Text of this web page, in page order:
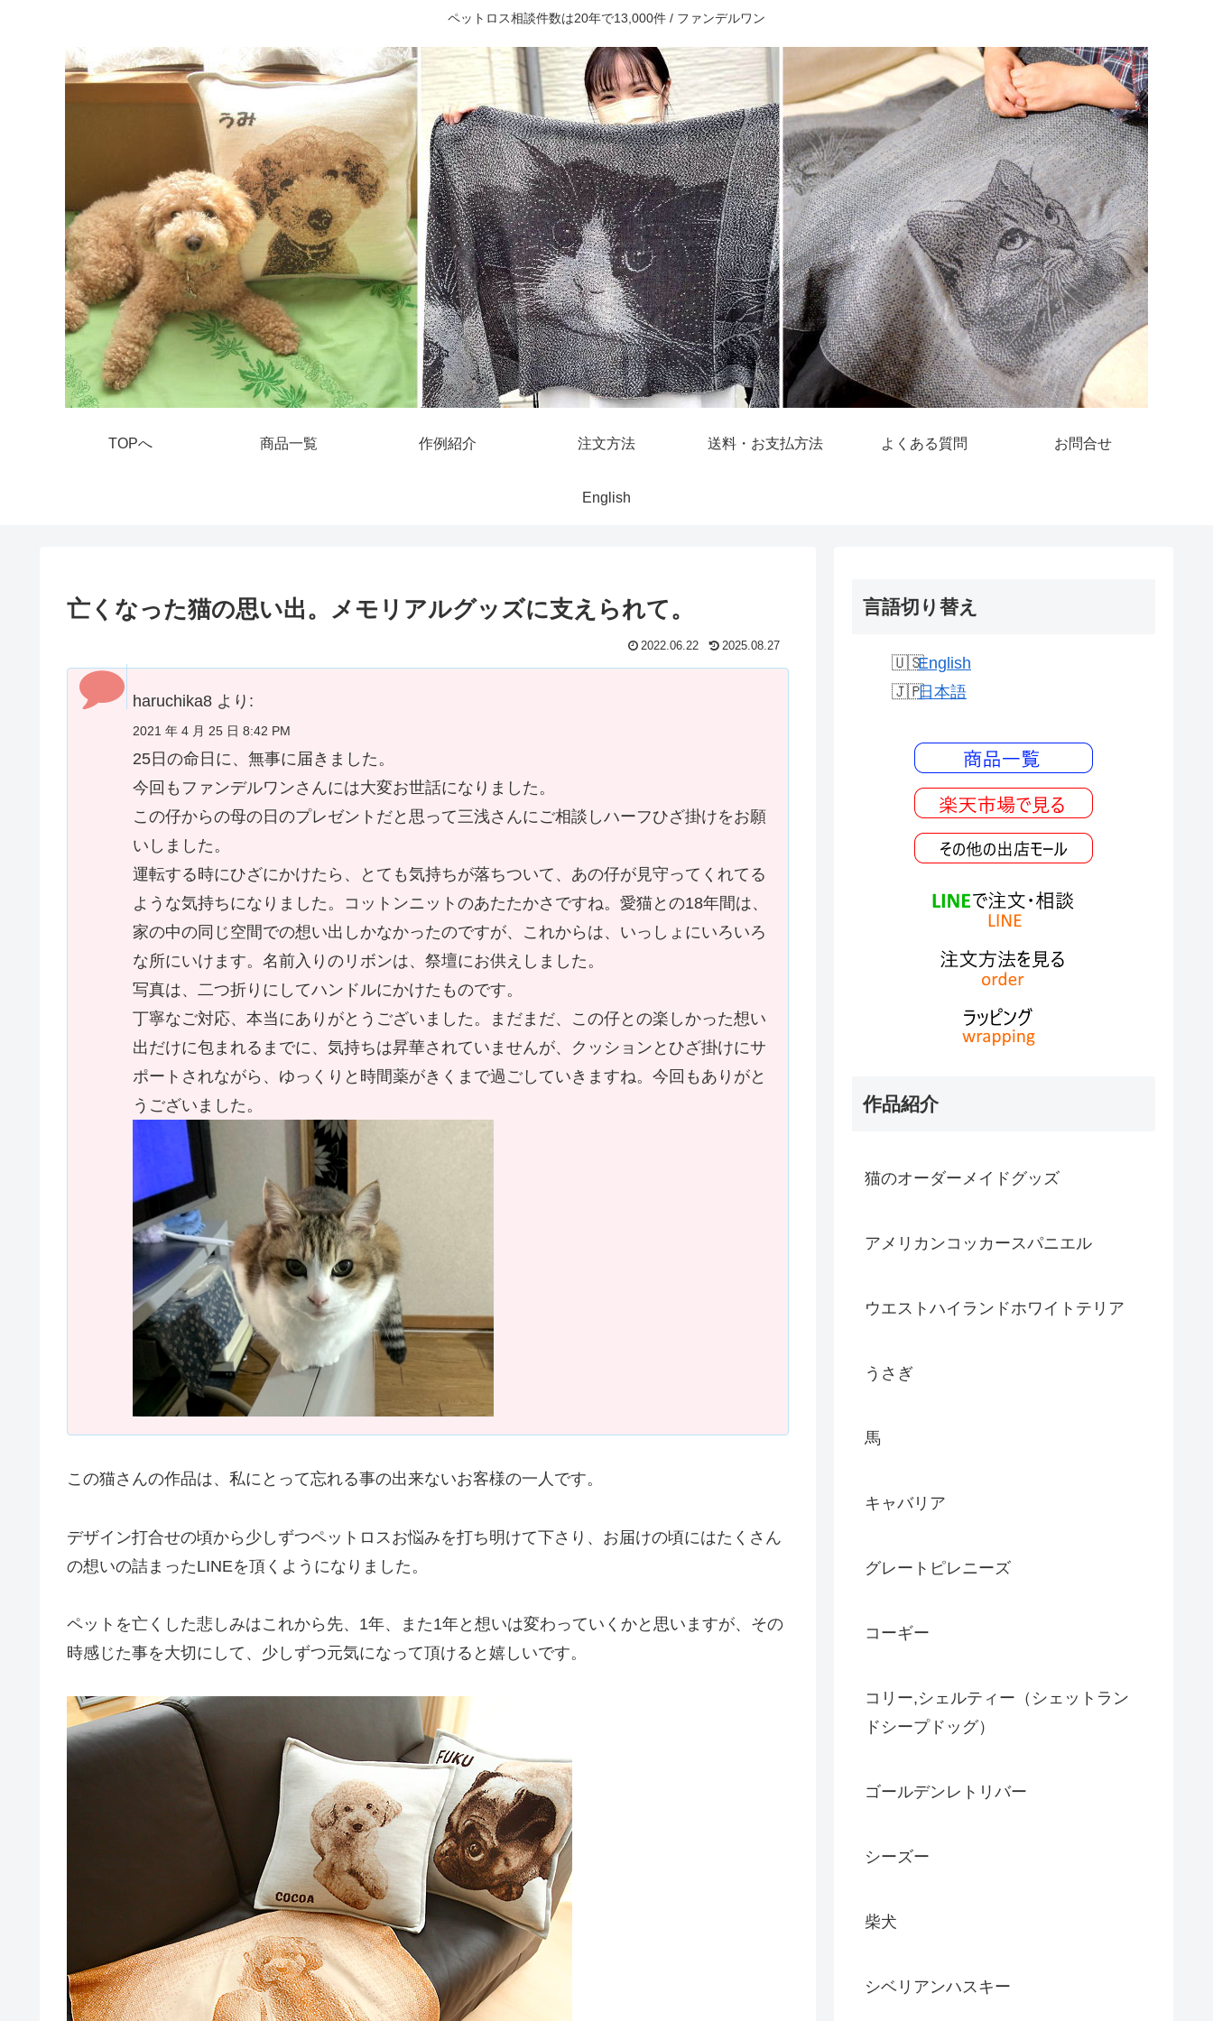
ペットロス相談件数は20年で13,000件 / ファンデルワン
TOPへ 商品一覧 作例紹介 注文方法 送料・お支払方法 よくある質問 お問合せ
English
亡くなった猫の思い出。メモリアルグッズに支えられて。
2022.06.22 2025.08.27
haruchika8 より:
2021 年 4 月 25 日 8:42 PM
25日の命日に、無事に届きました。
今回もファンデルワンさんには大変お世話になりました。
この仔からの母の日のプレゼントだと思って三浅さんにご相談しハーフひざ掛けをお願
いしました。
運転する時にひざにかけたら、とても気持ちが落ちついて、あの仔が見守ってくれてる
ような気持ちになりました。コットンニットのあたたかさですね。愛猫との18年間は、
家の中の同じ空間での想い出しかなかったのですが、これからは、いっしょにいろいろ
な所にいけます。名前入りのリボンは、祭壇にお供えしました。
写真は、二つ折りにしてハンドルにかけたものです。
丁寧なご対応、本当にありがとうございました。まだまだ、この仔との楽しかった想い
出だけに包まれるまでに、気持ちは昇華されていませんが、クッションとひざ掛けにサ
ポートされながら、ゆっくりと時間薬がきくまで過ごしていきますね。今回もありがと
うございました。
この猫さんの作品は、私にとって忘れる事の出来ないお客様の一人です。
デザイン打合せの頃から少しずつペットロスお悩みを打ち明けて下さり、お届けの頃にはたくさん
の想いの詰まったLINEを頂くようになりました。
ペットを亡くした悲しみはこれから先、1年、また1年と想いは変わっていくかと思いますが、その
時感じた事を大切にして、少しずつ元気になって頂けると嬉しいです。
言語切り替え
English
日本語
作品紹介
猫のオーダーメイドグッズ
アメリカンコッカースパニエル
ウエストハイランドホワイトテリア
うさぎ
馬
キャバリア
グレートピレニーズ
コーギー
コリー,シェルティー（シェットラン
ドシープドッグ）
ゴールデンレトリバー
シーズー
柴犬
シベリアンハスキー